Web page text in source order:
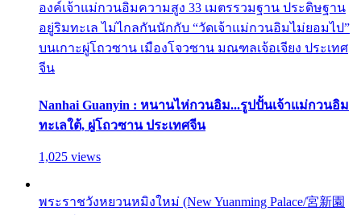
องค์เจ้าแม่กวนอิมความสูง 33 เมตรรวมฐาน ประดิษฐาน
อยู่ริมทะเล ไม่ไกลกันนักกับ “วัดเจ้าแม่กวนอิมไม่ยอมไป”
บนเกาะผู่โถวซาน เมืองโจวซาน มณฑลเจ้อเจียง ประเทศ
จีน
Nanhai Guanyin : หนานไห่กวนอิม...รูปปั้นเจ้าแม่กวนอิม
ทะเลใต้, ผู่โถวซาน ประเทศจีน
1,025 views
พระราชวังหยวนหมิงใหม่ (New Yuanming Palace/宮新園